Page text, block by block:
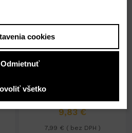
Parfumovaná voda 100ml
9,83 €
7,99 € ( bez DPH )
cookies
Odmietnuť
všetko